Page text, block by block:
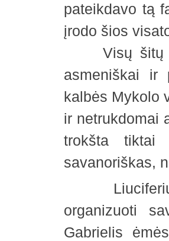
pateikdavo tą
įrodo šios
Visų šitų
asmeniškai ir
kalbės Mykolo
ir netrukdomai
trokšta tiktai
savanoriškas,
Liuciferiui
organizuoti
Gabrielis